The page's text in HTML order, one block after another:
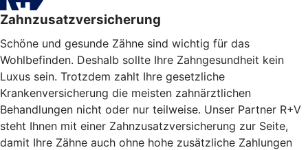
Zahnzusatzversicherung
Schöne und gesunde Zähne sind wichtig für das
Wohlbefinden. Deshalb sollte Ihre Zahngesundheit kein
Luxus sein. Trotzdem zahlt Ihre gesetzliche
Krankenversicherung die meisten zahnärztlichen
Behandlungen nicht oder nur teilweise. Unser Partner R+V
steht Ihnen mit einer Zahnzusatzversicherung zur Seite,
damit Ihre Zähne auch ohne hohe zusätzliche Zahlungen